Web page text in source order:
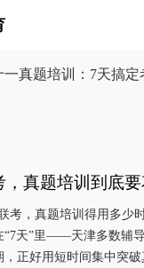
真题培训：7天搞
真题培训到底要
考，真题培训得用多少
“7天”里——天津多数辅
正好用短时间集中突破